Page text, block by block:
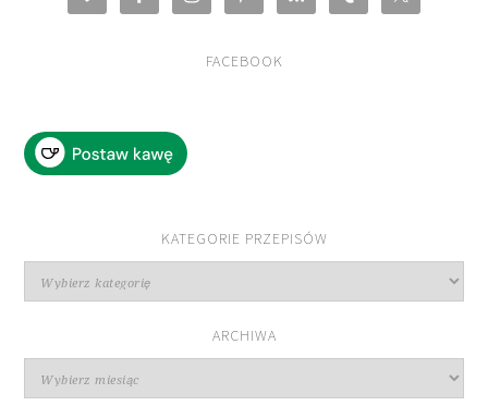
FACEBOOK
KATEGORIE PRZEPISÓW
przepisów
ARCHIWA